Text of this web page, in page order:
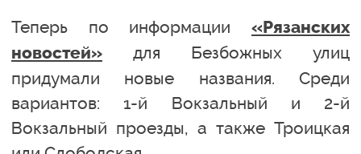
Теперь по информации «Рязанских
новостей» для Безбожных улиц
придумали новые названия. Среди
вариантов: 1-й Вокзальный и 2-й
Вокзальный проезды, а также Троицкая